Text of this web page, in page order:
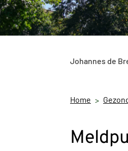
Johannes de
Home